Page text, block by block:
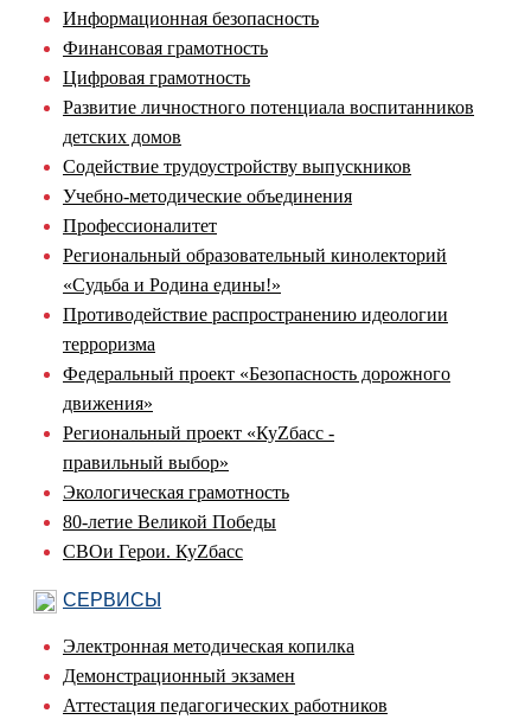
Информационная безопасность
Финансовая грамотность
Цифровая грамотность
Развитие личностного потенциала воспитанников
детских домов
Содействие трудоустройству выпускников
Учебно-методические объединения
Профессионалитет
Региональный образовательный кинолекторий
«Судьба и Родина едины!»
Противодействие распространению идеологии
терроризма
Федеральный проект «Безопасность дорожного
движения»
Региональный проект «КуZбасс -
правильный выбор»
Экологическая грамотность
80-летие Великой Победы
СВОи Герои. КуZбасс
СЕРВИСЫ
Электронная методическая копилка
Демонстрационный экзамен
Аттестация педагогических работников